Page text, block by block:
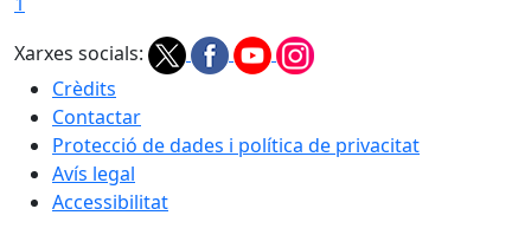
Xarxes socials:
Crèdits
Contactar
Protecció de dades i política de privacitat
Avís legal
Accessibilitat